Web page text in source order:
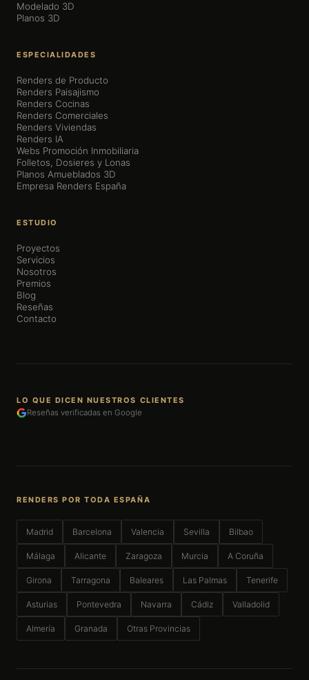
Modelado 3D
Planos 3D
ESPECIALIDADES
Renders de Producto
Renders Paisajismo
Renders Cocinas
Renders Comerciales
Renders Viviendas
Renders IA
Webs Promoción Inmobiliaria
Folletos, Dosieres y Lonas
Planos Amueblados 3D
Empresa Renders España
ESTUDIO
Proyectos
Servicios
Nosotros
Premios
Blog
Reseñas
Contacto
LO QUE DICEN NUESTROS CLIENTES
Reseñas verificadas en Google
RENDERS POR TODA ESPAÑA
Madrid Barcelona Valencia Sevilla Bilbao
Málaga Alicante Zaragoza Murcia A Coruña
Girona Tarragona Baleares Las Palmas Tenerife
Asturias Pontevedra Navarra Cádiz Valladolid
Almería Granada Otras Provincias